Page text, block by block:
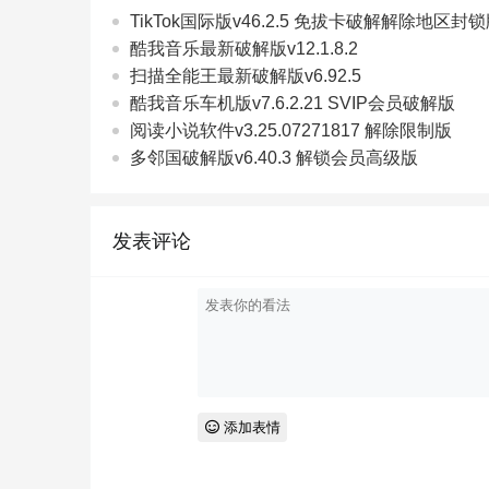
TikTok国际版v46.2.5 免拔卡破解解除地区封锁
酷我音乐最新破解版v12.1.8.2
扫描全能王最新破解版v6.92.5
酷我音乐车机版v7.6.2.21 SVIP会员破解版
阅读小说软件v3.25.07271817 解除限制版
多邻国破解版v6.40.3 解锁会员高级版
发表评论
添加表情